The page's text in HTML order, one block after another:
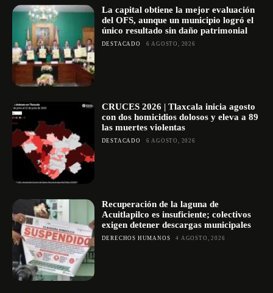
La capital obtiene la mejor evaluación
del OFS, aunque un municipio logró el
único resultado sin daño patrimonial
DESTACADO 6 AGOSTO, 2026
CRUCES 2026 | Tlaxcala inicia agosto
con dos homicidios dolosos y eleva a 89
las muertes violentas
DESTACADO 6 AGOSTO, 2026
Recuperación de la laguna de
Acuitlapilco es insuficiente; colectivos
exigen detener descargas municipales
DERECHOS HUMANOS 4 AGOSTO, 2026